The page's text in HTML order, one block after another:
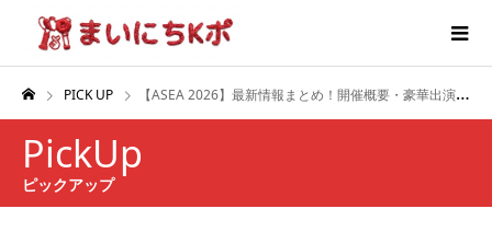
PICK UP 【ASEA 2026】最新情報まとめ！開催概要・豪華出演者・受賞結果・セトリ速報
PickUp
ピックアップ